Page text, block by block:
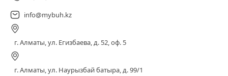
info@mybuh.kz
г. Алматы, ул. Егизбаева, д. 52, оф. 5
г. Алматы, ул. Наурызбай батыра, д. 99/1